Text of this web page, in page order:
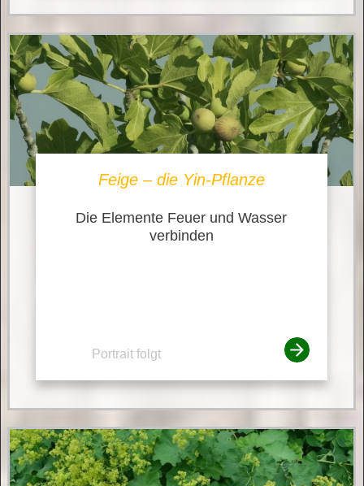
Feige – die Yin-Pflanze
Die Elemente Feuer und Wasser
verbinden
Portrait folgt